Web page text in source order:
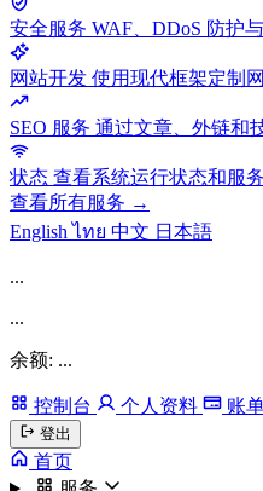
安全服务 WAF、DDoS 防护
网站开发 使用现代框架定制
SEO 服务 通过文章、外链和
状态 查看系统运行状态和服
查看所有服务 →
Englishไทย 中文 日本語
...
...
余额: ...
控制台 个人资料 账
登出
首页